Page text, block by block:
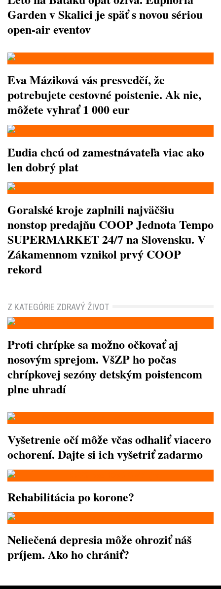
Garden v Skalici je späť s novou sériou
open-air eventov
Eva Máziková vás presvedčí, že
potrebujete cestovné poistenie. Ak nie,
môžete vyhrať 1 000 eur
Ľudia chcú od zamestnávateľa viac ako
len dobrý plat
Goralské kroje zaplnili najväčšiu
nonstop predajňu COOP Jednota Tempo
SUPERMARKET 24/7 na Slovensku. V
Zákamennom vznikol prvý COOP
rekord
Z KATEGÓRIE ZDRAVÝ ŽIVOT
Proti chrípke sa možno očkovať aj
nosovým sprejom. VšZP ho počas
chrípkovej sezóny detským poistencom
plne uhradí
Vyšetrenie očí môže včas odhaliť viacero
ochorení. Dajte si ich vyšetriť zadarmo
Rehabilitácia po korone?
Neliečená depresia môže ohroziť náš
príjem. Ako ho chrániť?